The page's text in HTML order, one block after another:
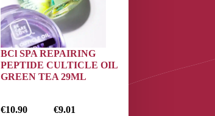
BCl SPA REPAIRING
PEPTIDE CULTICLE OIL
GREEN TEA 29ML
€10.90
€9.01